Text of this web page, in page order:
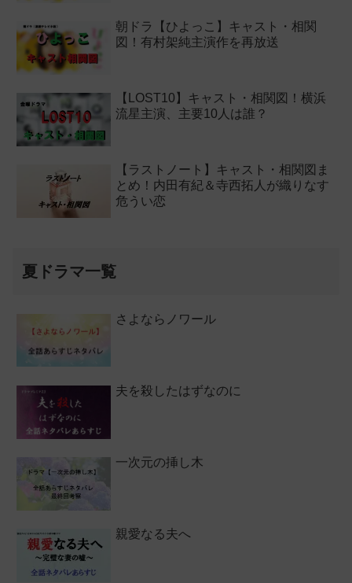
朝ドラ【ひよっこ】キャスト・相関
図！有村架純主演作を再放送
【LOST10】キャスト・相関図！横浜
流星主演、主要10人は誰？
【ラストノート】キャスト・相関図ま
とめ！内田有紀＆寺西拓人が織りなす
危うい恋
夏ドラマ一覧
さよならノワール
夫を殺したはずなのに
一次元の挿し木
親愛なる夫へ